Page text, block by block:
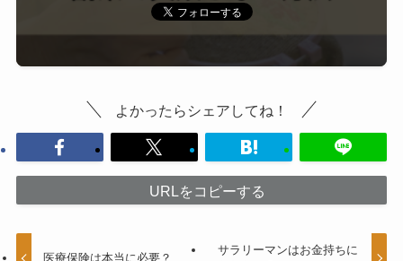
よかったらシェアしてね！
URLをコピーする
医療保険は本当に必要？
サラリーマンはお金持ちに